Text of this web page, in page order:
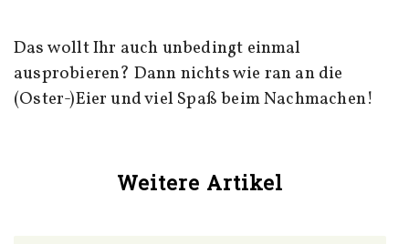
Das wollt Ihr auch unbedingt einmal
ausprobieren? Dann nichts wie ran an die
(Oster-)Eier und viel Spaß beim Nachmachen!
Weitere Artikel